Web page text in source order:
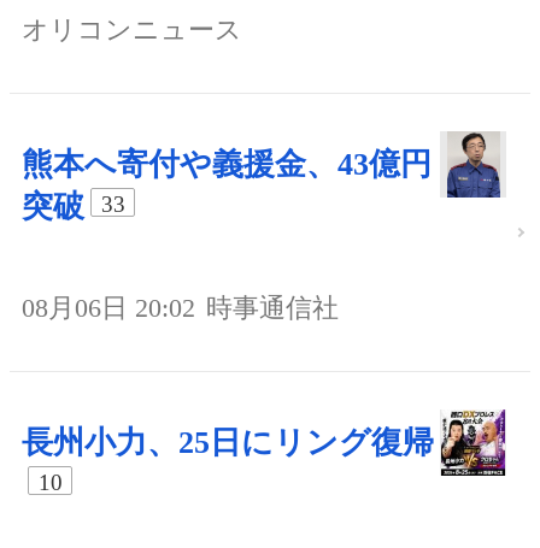
オリコンニュース
熊本へ寄付や義援金、43億円
突破
33
08月06日 20:02 時事通信社
長州小力、25日にリング復帰
10